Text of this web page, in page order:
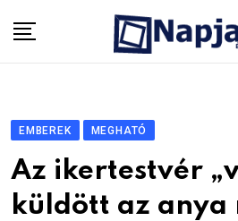
EMBEREK MEGHATÓ
Az ikertestvér
küldött az anya